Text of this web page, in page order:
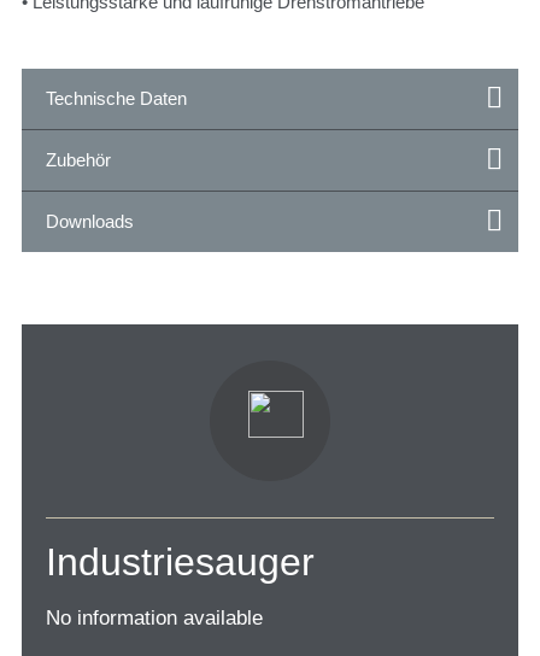
Technische Daten
Zubehör
Downloads
Industriesauger
No information available